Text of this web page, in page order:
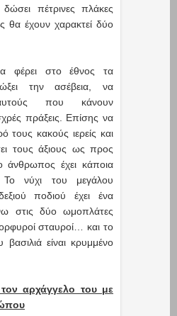
πέτρινες πλάκες
θα έχουν χαρακτεί δύο
φέρει στο έθνος τα
την ασέβεια, να
που κάνουν
πράξεις. Επίσης να
τους κακούς ιερείς και
τους άξιους ως προς
άνθρωπος έχει κάποια
Το νύχι του μεγάλου
ποδιού έχει ένα
στις δύο ωμοπλάτες
σταυροί… και το
είναι κρυμμένο
αρχάγγελο του με